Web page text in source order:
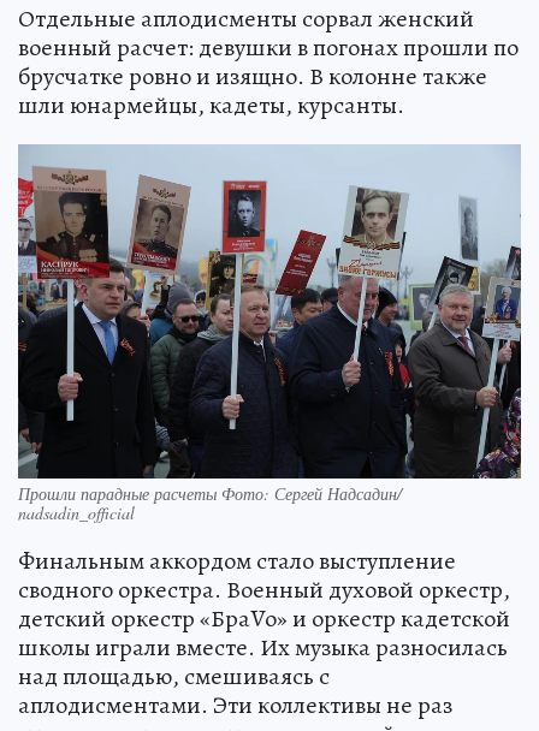
Отдельные аплодисменты сорвал женский
военный расчет: девушки в погонах прошли по
брусчатке ровно и изящно. В колонне также
шли юнармейцы, кадеты, курсанты.
Прошли парадные расчеты Фото: Сергей Надсадин/
nadsadin_official
Финальным аккордом стало выступление
сводного оркестра. Военный духовой оркестр,
детский оркестр «БраVо» и оркестр кадетской
школы играли вместе. Их музыка разносилась
над площадью, смешиваясь с
аплодисментами. Эти коллективы не раз